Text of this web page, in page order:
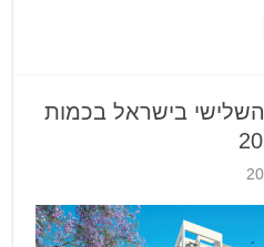
בישראל בכמות